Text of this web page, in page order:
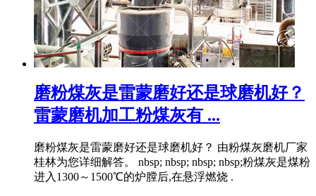
磨粉煤灰是雷蒙磨好还是球磨机好？
雷蒙磨机加工粉煤灰有 ...
磨粉煤灰是雷蒙磨好还是球磨机好？ 由粉煤灰磨机厂家
桂林为您详细解答。 nbsp; nbsp; nbsp; nbsp;粉煤灰是煤粉
进入1300～1500℃的炉膛后,在悬浮燃烧 .